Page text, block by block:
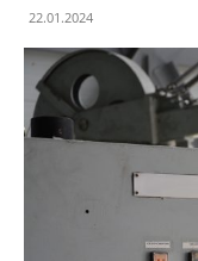
22.01.2024